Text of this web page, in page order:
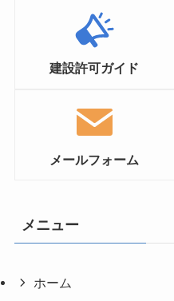
建設許可ガイド
メールフォーム
メニュー
ホーム